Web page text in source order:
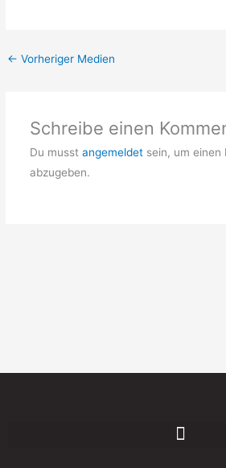
← Vorheriger Medien
Schreibe einen
Du musst angemeldetsein, um einen
abzugeben.